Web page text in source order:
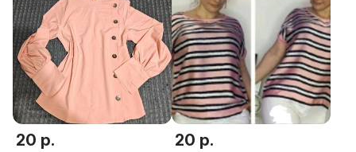
20 р. 20 р.